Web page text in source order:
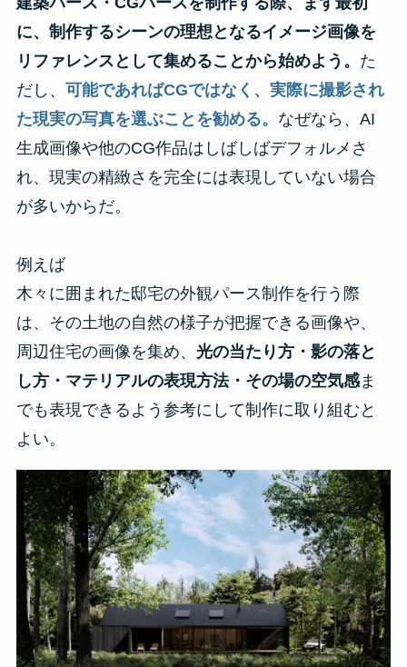
に、制作するシーンの理想となるイメージ画像を
リファレンスとして集めることから始めよう。 た
だし、 可能であればCGではなく、実際に撮影され
た現実の写真を選ぶことを勧める。 なぜなら、AI
生成画像や他のCG作品はしばしばデフォルメさ
れ、現実の精緻さを完全には表現していない場合
が多いからだ。
例えば
木々に囲まれた邸宅の外観パース制作を行う際
は、その土地の自然の様子が把握できる画像や、
周辺住宅の画像を集め、 光の当たり方・影の落と
し方・マテリアルの表現方法・その場の空気感ま
でも表現できるよう参考にして制作に取り組むと
よい。